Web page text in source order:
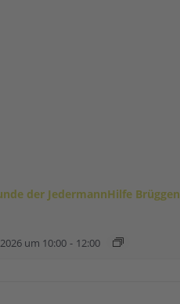
der JedermannHilfe Brüggen
um 10:00 - 12:00